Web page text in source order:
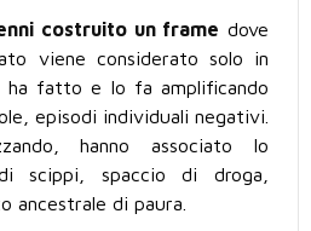
costruito un frame dove
viene considerato solo in
ha fatto e lo fa amplificando
episodi individuali negativi.
hanno associato lo
scippi, spaccio di droga,
ancestrale di paura.